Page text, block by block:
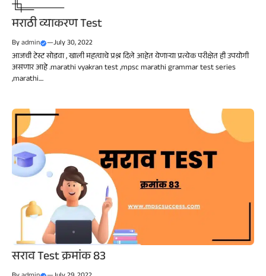
मराठी व्याकरण Test
Byadmin —July 30, 2022
आजची टेस्ट सोडवा , खाली महत्वाचे प्रश्न दिले आहेत येणाऱ्या प्रत्येक परीक्षेत ही उपयोगी
असणार आहे .marathi vyakran test ,mpsc marathi grammar test series
,marathi....
सराव Test क्रमांक 83